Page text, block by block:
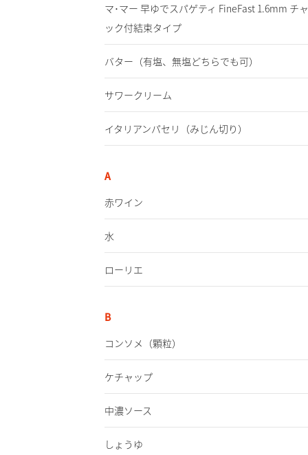
マ･マー 早ゆでスパゲティ FineFast 1.6mm チャ
ック付結束タイプ
バター （有塩、無塩どちらでも可）
サワークリーム
イタリアンパセリ （みじん切り）
A
赤ワイン
水
ローリエ
B
コンソメ （顆粒）
ケチャップ
中濃ソース
しょうゆ